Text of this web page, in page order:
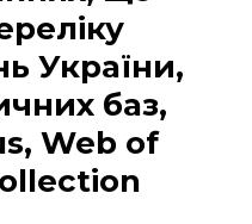
України,
баз,
Web of